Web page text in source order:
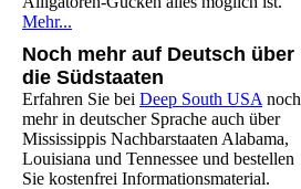
Mehr...
Noch mehr auf Deutsch über
die Südstaaten
Erfahren Sie bei Deep South USA noch
mehr in deutscher Sprache auch über
Mississippis Nachbarstaaten Alabama,
Louisiana und Tennessee und bestellen
Sie kostenfrei Informationsmaterial.